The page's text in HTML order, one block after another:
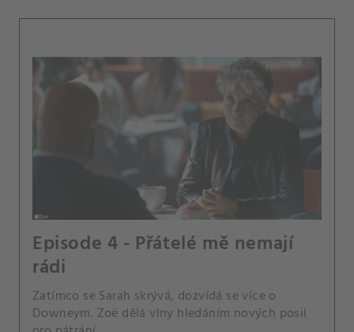
Episode 4 - Přátelé mě nemají
rádi
Zatímco se Sarah skrývá, dozvídá se více o
Downeym. Zoë dělá vlny hledáním nových posil